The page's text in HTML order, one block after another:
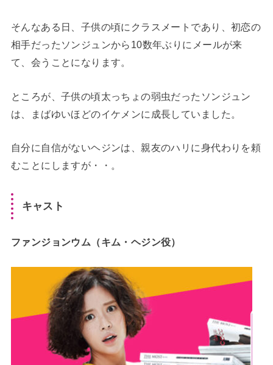
そんなある日、子供の頃にクラスメートであり、初恋の
相手だったソンジュンから10数年ぶりにメールが来
て、会うことになります。
ところが、子供の頃太っちょの弱虫だったソンジュン
は、まばゆいほどのイケメンに成長していました。
自分に自信がないヘジンは、親友のハリに身代わりを頼
むことにしますが・・。
キャスト
ファンジョンウム（キム・ヘジン役）